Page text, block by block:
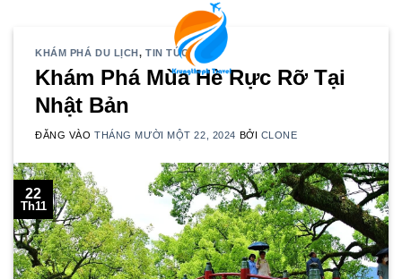
KHÁM PHÁ DU LỊCH,TIN TỨC
Khám Phá Mùa Hè Rực Rỡ Tại
Nhật Bản
ĐĂNG VÀOTHÁNG MƯỜI MỘT 22, 2024 BỞI CLONE
22
Th11